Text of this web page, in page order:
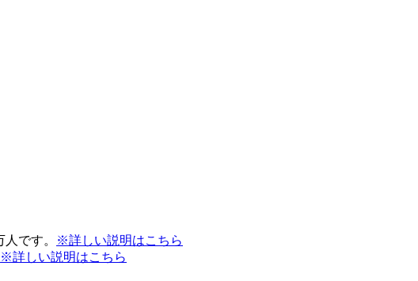
です。
※詳しい説明はこちら
※詳しい説明はこちら